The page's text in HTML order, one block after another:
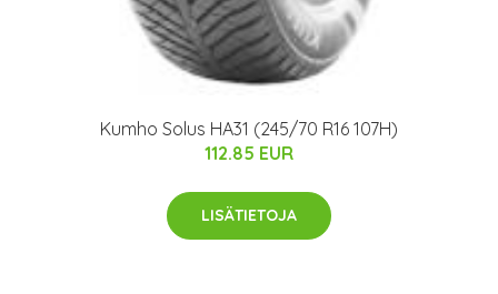
Kumho Solus HA31 (245/70 R16 107H)
112.85 EUR
LISÄTIETOJA